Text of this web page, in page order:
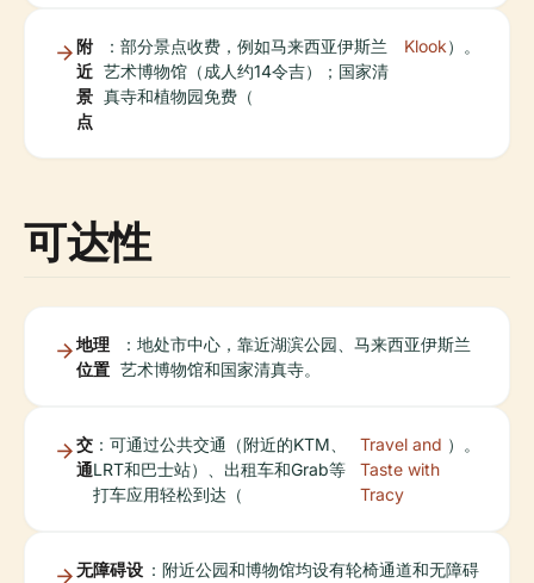
附
近
景
点
：部分景点收费，例如马来西亚伊斯兰
艺术博物馆（成人约14令吉）；国家清
真寺和植物园免费（
Klook）。
可达性
地理
位置
：地处市中心，靠近湖滨公园、马来西亚伊斯兰
艺术博物馆和国家清真寺。
交
通
：可通过公共交通（附近的KTM、
LRT和巴士站）、出租车和Grab等
打车应用轻松到达（
Travel and
Taste with
Tracy
）。
无障碍设 ：附近公园和博物馆均设有轮椅通道和无障碍